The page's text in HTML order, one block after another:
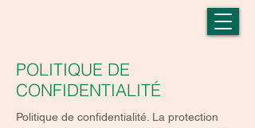
POLITIQUE DE
CONFIDENTIALITÉ
Politique de confidentialité. La protection